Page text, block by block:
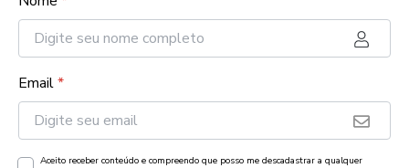
Email*
Aceito receber conteúdo e compreendo que posso me descadastrar a qualquer